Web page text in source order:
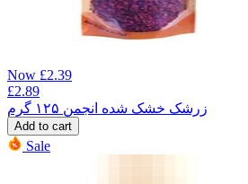
Now £2.39
£2.89
زرشک خشک شده انجمن ۱۲۵ گرم
Add to cart
Sale